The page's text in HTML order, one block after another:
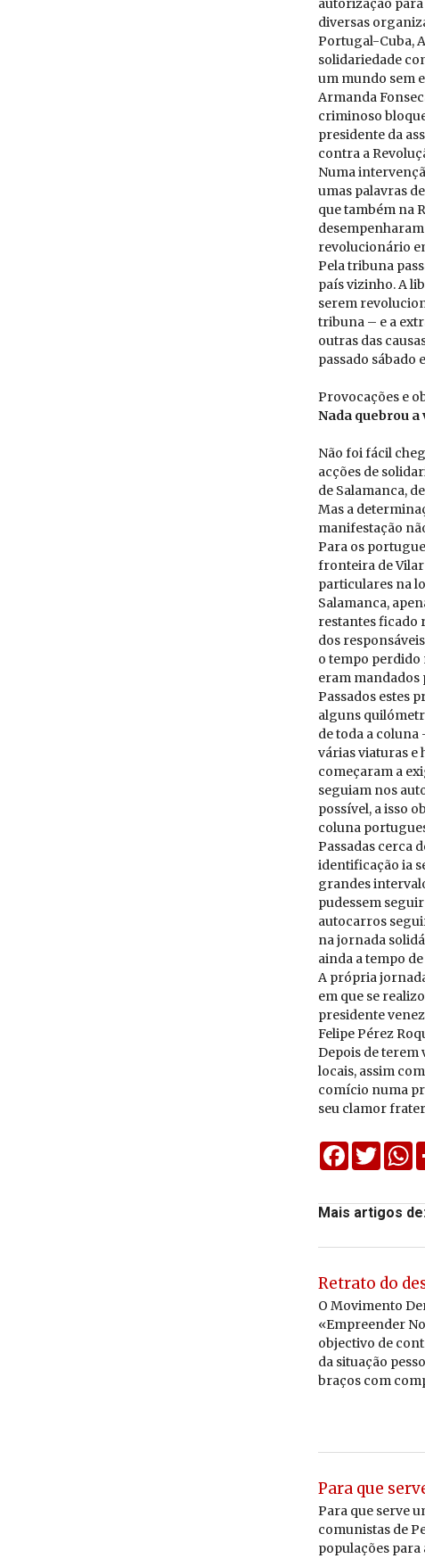
autorização
diversas
Portugal-Cuba,
solidariedade
um mundo sem
Armanda
criminoso
presidente da
contra a
Numa
umas palavras
que também na
revolucionário
Pela tribuna
país vizinho. A
serem
tribuna – e a
outras das
passado
Pro­vo­ca­ções e
Nada que­brou
Não foi fácil
acções de
de Salamanca,
Mas a
manifestação
Para os
fronteira de Vilar
particulares na
Salamanca,
restantes ficado
dos
o tempo perdido
eram mandados
Passados estes
alguns
de toda a
várias viaturas e
começaram a
seguiam nos
possível, a isso
coluna
Passadas cerca
identificação ia
grandes
pudessem
autocarros
na jornada
ainda a tempo
A própria
em que se
presidente
Felipe Pérez
Depois de terem
locais, assim
comício numa
seu clamor
Facebook
Twitter
Mais artigos
Retrato do
O Movimento
«Empreender
objectivo de
da situação
braços com
Para que
Para que serve
comunistas de
populações para